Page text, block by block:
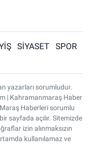
SİYASET
SPOR
yazarları sorumludur.
| Kahramanmaraş Haber
Haberleri sorumlu
sayfada açılır. Sitemizde
izin alınmaksızın
kullanılamaz ve